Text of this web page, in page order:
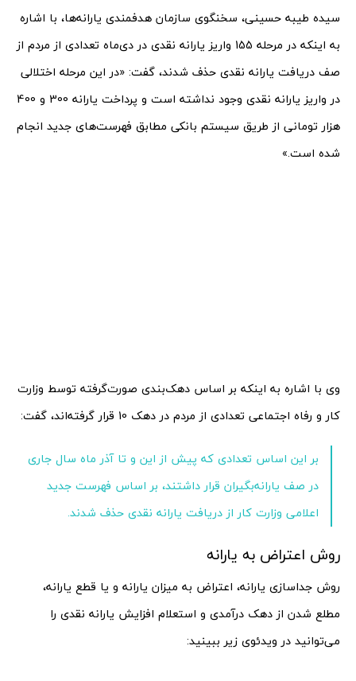
سیده طیبه حسینی، سخنگوی سازمان هدفمندی یارانه‌ها، با اشاره
به اینکه در مرحله 155 واریز یارانه نقدی در دی‌ماه تعدادی از مردم از
صف دریافت یارانه نقدی حذف شدند، گفت: «در این مرحله اختلالی
در واریز یارانه نقدی وجود نداشته است و پرداخت یارانه 300 و 400
هزار تومانی از طریق سیستم بانکی مطابق فهرست‌های جدید انجام
شده است.»
وی با اشاره به اینکه بر اساس دهک‌بندی صورت‌گرفته توسط وزارت
کار و رفاه اجتماعی تعدادی از مردم در دهک 10 قرار گرفته‌اند، گفت:
بر این اساس تعدادی که پیش از این و تا آذر ماه سال جاری
در صف یارانه‌بگیران قرار داشتند، بر اساس فهرست جدید
اعلامی وزارت کار از دریافت یارانه نقدی حذف شدند.
روش اعتراض به یارانه
روش جداسازی یارانه، اعتراض به میزان یارانه و یا قطع یارانه،
مطلع شدن از دهک درآمدی و استعلام افزایش یارانه نقدی را
می‌توانید در ویدئوی زیر ببینید: